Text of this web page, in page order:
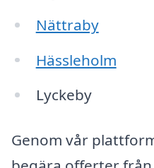
Nättraby
Hässleholm
Lyckeby
Genom vår